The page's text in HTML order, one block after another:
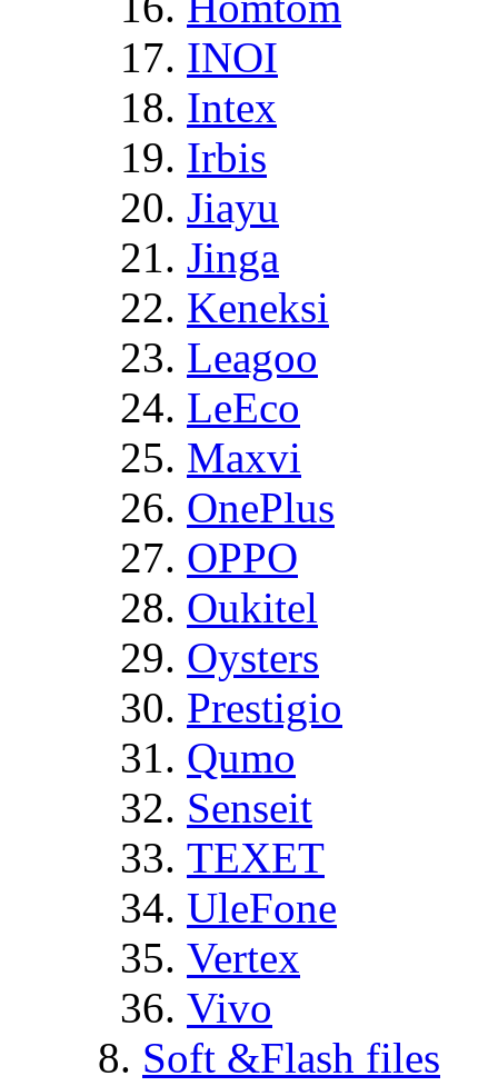
INOI
Intex
Irbis
Jiayu
Jinga
Keneksi
Leagoo
LeEco
Maxvi
OnePlus
OPPO
Oukitel
Oysters
Prestigio
Qumo
Senseit
TEXET
UleFone
Vertex
Vivo
Soft &Flash files